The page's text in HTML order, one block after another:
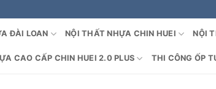
ĐÀI LOAN NỘI THẤT NHỰA CHIN HUEI NỘI
CAO CẤP CHIN HUEI 2.0 PLUS THI CÔNG ỐP